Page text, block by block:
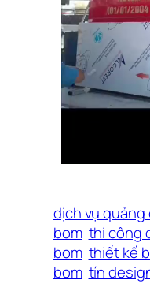
dịch vụ quảng
bom thi công
bom thiết kế
bom tín